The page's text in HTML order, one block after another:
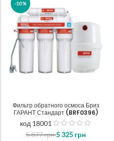
-10%
Фильтр обратного осмоса Бриз
ГАРАНТ Стандарт (BRF0396)
код 18001
5 877грн5 325 грн